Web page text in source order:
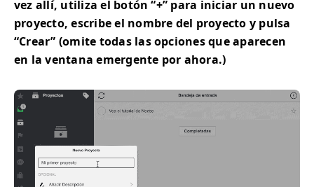
vez allí, utiliza el botón “+” para iniciar un nuevo
proyecto, escribe el nombre del proyecto y pulsa
“Crear” (omite todas las opciones que aparecen
en la ventana emergente por ahora.)